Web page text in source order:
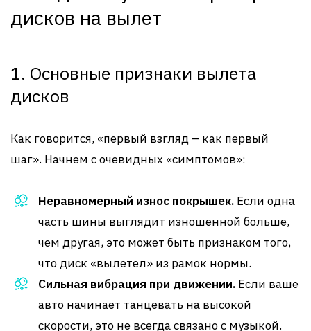
дисков на вылет
1. Основные признаки вылета
дисков
Как говорится, «первый взгляд – как первый
шаг». Начнем с очевидных «симптомов»:
Неравномерный износ покрышек. Если одна
часть шины выглядит изношенной больше,
чем другая, это может быть признаком того,
что диск «вылетел» из рамок нормы.
Сильная вибрация при движении. Если ваше
авто начинает танцевать на высокой
скорости, это не всегда связано с музыкой.